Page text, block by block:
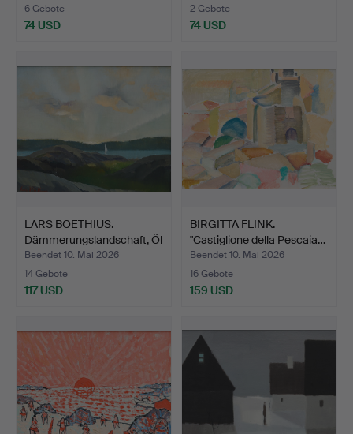
6 Gebote
74 USD
2 Gebote
74 USD
LARS BOËTHIUS.
Dämmerungslandschaft, Öl
au…
Beendet 10. Mai 2026
14 Gebote
117 USD
BIRGITTA FLINK.
"Castiglione della Pescaia…
Beendet 10. Mai 2026
16 Gebote
159 USD